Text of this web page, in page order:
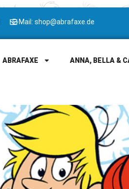
E-Mail: shop@abrafaxe.de
ABRAFAXE ANNA, BELLA &